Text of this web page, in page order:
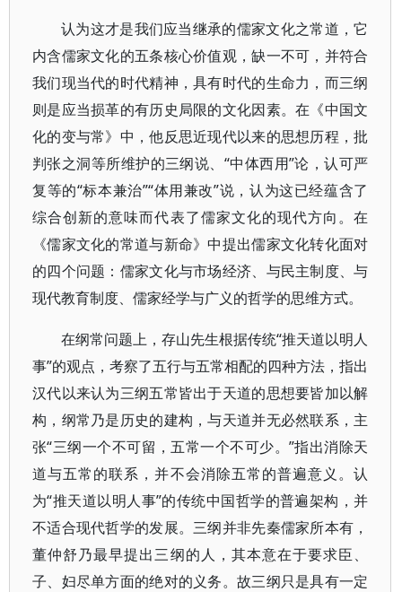
认为这才是我们应当继承的儒家文化之常道，它
内含儒家文化的五条核心价值观，缺一不可，并符合
我们现当代的时代精神，具有时代的生命力，而三纲
则是应当损革的有历史局限的文化因素。在《中国文
化的变与常》中，他反思近现代以来的思想历程，批
判张之洞等所维护的三纲说、“中体西用”论，认可严
复等的“标本兼治”“体用兼改”说，认为这已经蕴含了
综合创新的意味而代表了儒家文化的现代方向。在
《儒家文化的常道与新命》中提出儒家文化转化面对
的四个问题：儒家文化与市场经济、与民主制度、与
现代教育制度、儒家经学与广义的哲学的思维方式。
在纲常问题上，存山先生根据传统“推天道以明人
事”的观点，考察了五行与五常相配的四种方法，指出
汉代以来认为三纲五常皆出于天道的思想要皆加以解
构，纲常乃是历史的建构，与天道并无必然联系，主
张“三纲一个不可留，五常一个不可少。”指出消除天
道与五常的联系，并不会消除五常的普遍意义。认
为“推天道以明人事”的传统中国哲学的普遍架构，并
不适合现代哲学的发展。三纲并非先秦儒家所本有，
董仲舒乃最早提出三纲的人，其本意在于要求臣、
子、妇尽单方面的绝对的义务。故三纲只是具有一定